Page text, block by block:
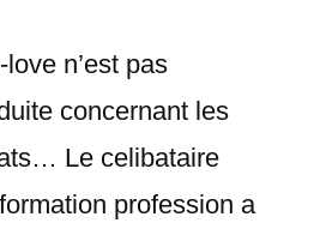
n’est pas
concernant les
Le celibataire
profession a